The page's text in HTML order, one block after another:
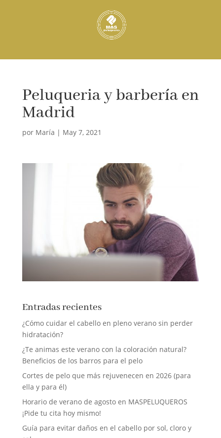
Peluqueria y barbería en
Madrid
por María | May 7, 2021
Entradas recientes
¿Cómo cuidar el cabello en pleno verano sin perder
hidratación?
¿Te animas este verano con la coloración natural?
Beneficios de los barros para el pelo
Cortes de pelo que más rejuvenecen en 2026 (para
ella y para él)
Horario de verano de agosto en MASPELUQUEROS
¡Pide tu cita hoy mismo!
Guía para evitar daños en el cabello por sol, cloro y